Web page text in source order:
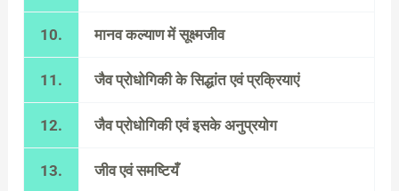
10. मानव कल्याण में सूक्ष्मजीव
11. जैव प्रोधोगिकी के सिद्धांत एवं प्रक्रियाएं
12. जैव प्रोधोगिकी एवं इसके अनुप्रयोग
13. जीव एवं समष्टियँ